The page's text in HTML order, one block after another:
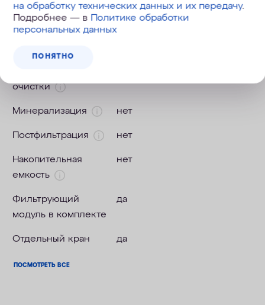
Обратный осмос нет
очистки
Минерализация нет
Постфильтрация нет
Накопительная
емкость
нет
Фильтрующий
модуль в комплекте
да
Отдельный кран да
ПОСМОТРЕТЬ ВСЕ
на обработку технических данных и их передачу.
Подробнее — в Политике обработки
персональных данных
ПОНЯТНО